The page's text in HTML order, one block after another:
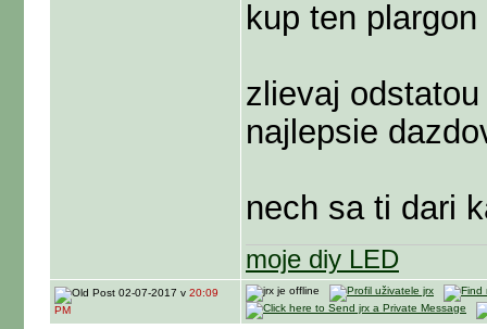
kup ten
zlievaj
najlepsie
nech sa ti dari
moje diy LED
02-07-2017 v 20:09
PM